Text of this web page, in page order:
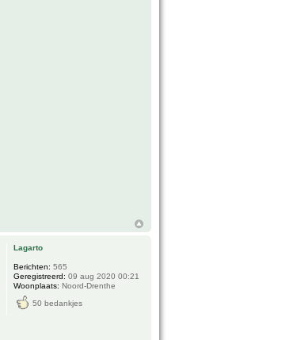
Lagarto
Berichten: 565
Geregistreerd: 09 aug 2020 00:21
Woonplaats: Noord-Drenthe
50 bedankjes